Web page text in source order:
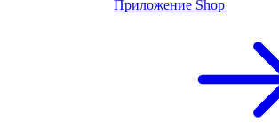
Приложение Shop